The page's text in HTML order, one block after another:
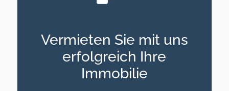
Vermieten Sie mit uns
erfolgreich Ihre
Immobilie